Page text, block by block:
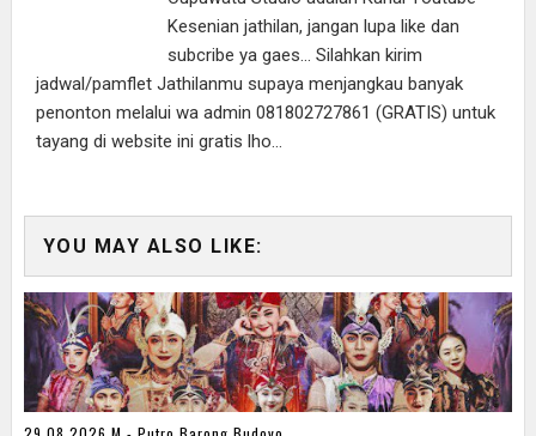
Kesenian jathilan, jangan lupa like dan
subcribe ya gaes... Silahkan kirim
jadwal/pamflet Jathilanmu supaya menjangkau banyak
penonton melalui wa admin 081802727861 (GRATIS) untuk
tayang di website ini gratis lho...
YOU MAY ALSO LIKE: